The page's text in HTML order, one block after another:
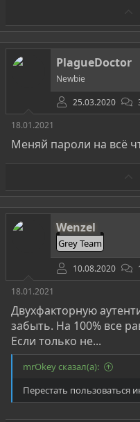
PlagueDoctor
Newbie
25.03.2020
18.01.2021
Меняй пароли на всё
Wenzel
Grey Team
10.08.2020
18.01.2021
Двухфакторную
забыть. На 100% все
Если только не...
mrOkey сказал(а):
Перестать пользоваться